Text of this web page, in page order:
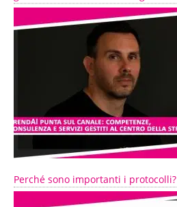
Perché sono importanti i protocolli?